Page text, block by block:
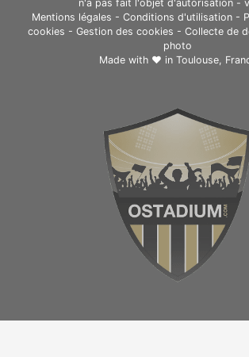
n'a pas fait l'objet d'autorisation -
Mentions légales - Conditions d'utilisation-
cookies - Gestion des cookies - Collecte de
photo
Made with ❤ in Toulouse,